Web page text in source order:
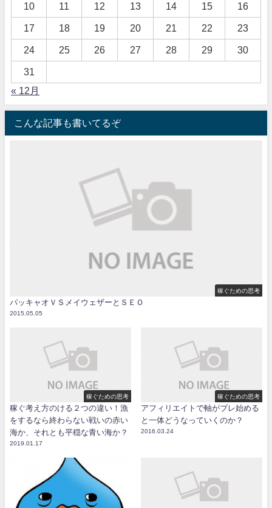
10 11 12 13 14 15 16
17 18 19 20 21 22 23
24 25 26 27 28 29 30
31
« 12月
こんな記事も書いてるぞ
稼ぐための思考
パッキャオＶＳメイウェザーとＳＥＯ
2015.05.05
稼ぐための思考
稼ぐ考え方のける２つの違い！漁
をするなら終わらない戦いの赤い
海か、それとも平穏な青い海か？
2019.01.17
稼ぐための思考
アフィリエイトで軸がブレ始める
と一体どうなっていくのか？
2016.03.24